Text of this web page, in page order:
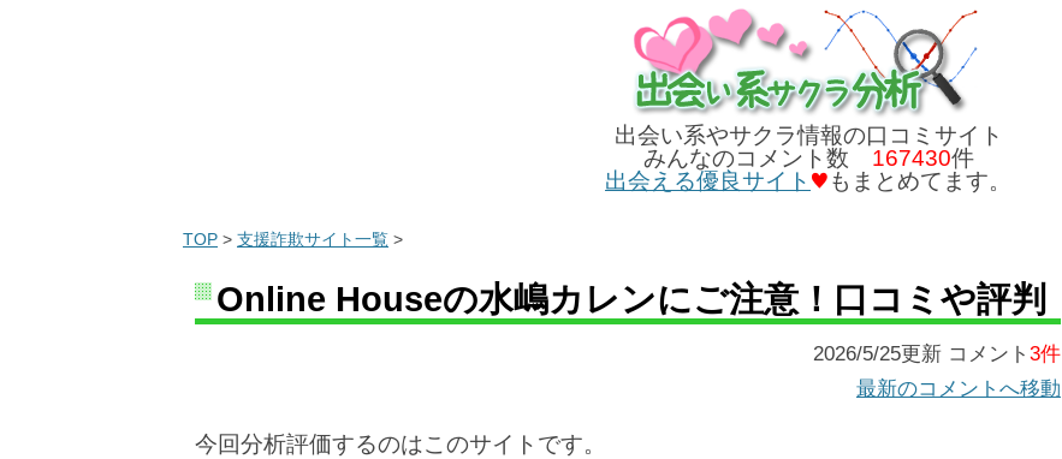
出会い系やサクラ情報の口コミサイト
みんなのコメント数 167430件
出会える優良サイト
もまとめてます。
TOP > 支援詐欺サイト一覧 >
Online Houseの水嶋カレンにご注意！口コミや評判
2026/5/25更新 コメント 3件
最新のコメントへ移動
今回分析評価するのはこのサイトです。